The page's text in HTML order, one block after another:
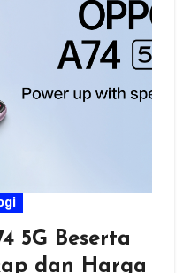
5G Beserta
dan Harga